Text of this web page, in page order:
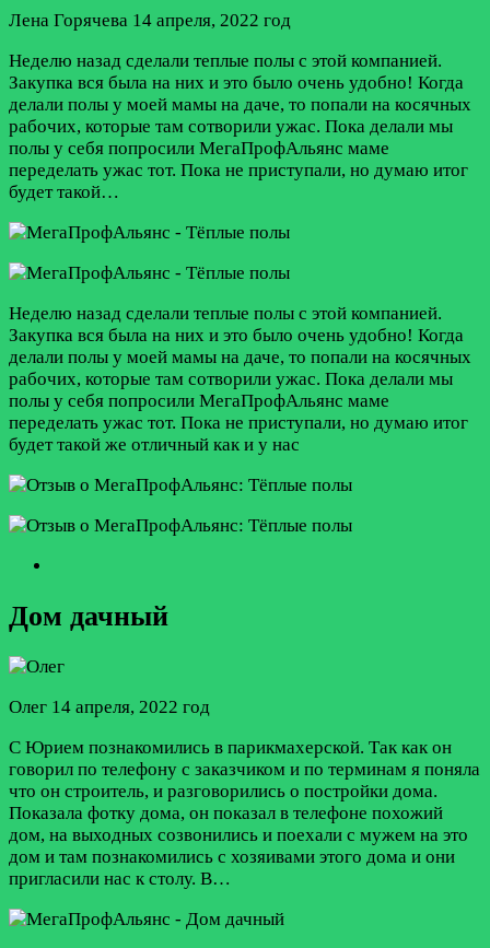
Лена Горячева 14 апреля, 2022 год
Неделю назад сделали теплые полы с этой компанией.
Закупка вся была на них и это было очень удобно! Когда
делали полы у моей мамы на даче, то попали на косячных
рабочих, которые там сотворили ужас. Пока делали мы
полы у себя попросили МегаПрофАльянс маме
переделать ужас тот. Пока не приступали, но думаю итог
будет такой…
Неделю назад сделали теплые полы с этой компанией.
Закупка вся была на них и это было очень удобно! Когда
делали полы у моей мамы на даче, то попали на косячных
рабочих, которые там сотворили ужас. Пока делали мы
полы у себя попросили МегаПрофАльянс маме
переделать ужас тот. Пока не приступали, но думаю итог
будет такой же отличный как и у нас
Дом дачный
Олег 14 апреля, 2022 год
С Юрием познакомились в парикмахерской. Так как он
говорил по телефону с заказчиком и по терминам я поняла
что он строитель, и разговорились о постройки дома.
Показала фотку дома, он показал в телефоне похожий
дом, на выходных созвонились и поехали с мужем на это
дом и там познакомились с хозяивами этого дома и они
пригласили нас к столу. В…